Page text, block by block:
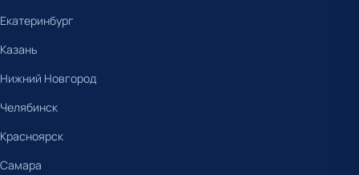
Екатеринбург
Казань
Нижний Новгород
Челябинск
Красноярск
Самара